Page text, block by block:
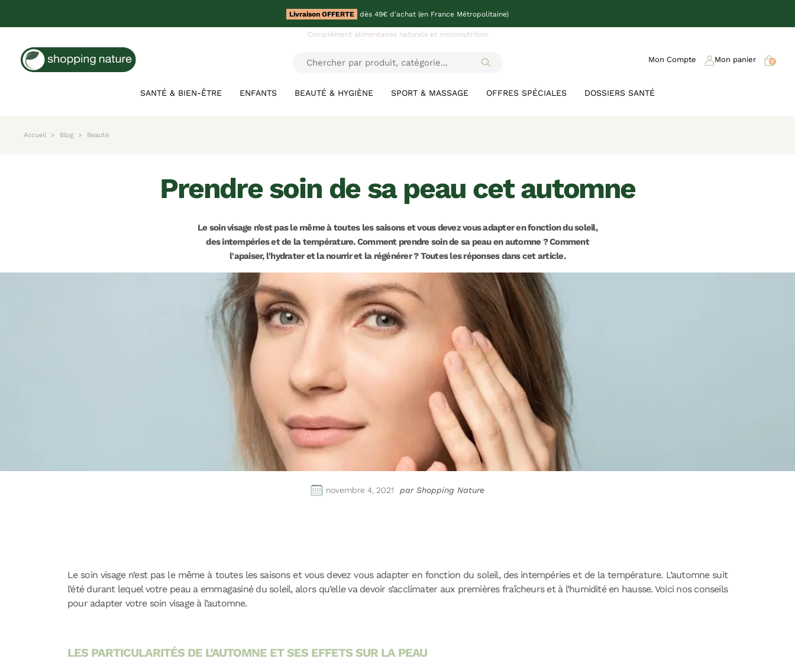
Livraison OFFERTE dès 49€ d'achat (en France Métropolitaine)
Complément alimentaires naturels et micronutrition
SANTÉ & BIEN-ÊTRE ENFANTS BEAUTÉ & HYGIÈNE SPORT & MASSAGE OFFRES SPÉCIALES DOSSIERS SANTÉ
Mon Compte Mon panier 0
Accueil Blog Beauté
prendre soin de sa peau cet automne
Le soin visage n’est pas le même à toutes les saisons et vous devez vous adapter en fonction du soleil,
des intempéries et de la température. Comment prendre soin de sa peau en automne ? Comment
l'apaiser, l'hydrater et la nourrir et la régénérer ? Toutes les réponses dans cet article.
novembre 4, 2021 par Shopping Nature
Le soin visage n’est pas le même à toutes les saisons et vous devez vous adapter en fonction du soleil, des intempéries et de la température. L’automne suit
l’été durant lequel votre peau a emmagasiné du soleil, alors qu’elle va devoir s’acclimater aux premières fraîcheurs et à l’humidité en hausse. Voici nos conseils
pour adapter votre soin visage à l’automne.
LES PARTICULARITÉS DE L’AUTOMNE ET SES EFFETS SUR LA PEAU